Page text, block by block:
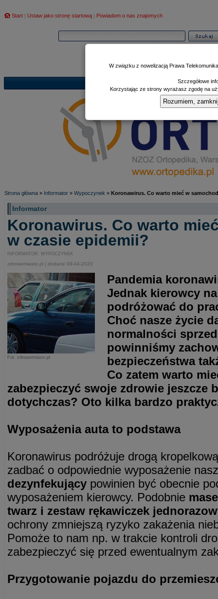
Start | Ustaw jako stronę startową | Powiadom o nas znajomych
Poczekalnia|
Strona główna » Informator » Wypoczynek » Koronawirus. Co warto mieć w
Informator
Koronawirus. Co warto
w czasie epidemii?
INFORMATOR. WYPOCZYNEK
zdrowemiasto.pl | dodane 09-04-2020
Fot. zdrowemiasto.pl
Pandemia
Jednak kierowcy
podróżować do
Choć nasze życie
normalności
powinniśmy
bezpieczeństwa
Co zatem warto
zabezpieczyć swoje zdrowie jeszcze
dotychczas? Oto kilka bardzo
Wyposażenia auta to podstawa
Koronawirus podróżuje drogą
zadbać o odpowiednie wyposażenie
dezynfekujący powinien być obecnie
wyposażeniem kierowcy. Podobnie
twarz i zestaw rękawiczek
ochrony zmniejszą ryzyko zakażenia
Pomoże to nam np. w trakcie kontroli
zabezpieczyć się przed ewentualnym
Przygotowanie pojazdu do
W związku z nowelizacją Prawa
Szczegółowe
Korzystając ze strony wyrażasz zgodę na
Rozumiem,